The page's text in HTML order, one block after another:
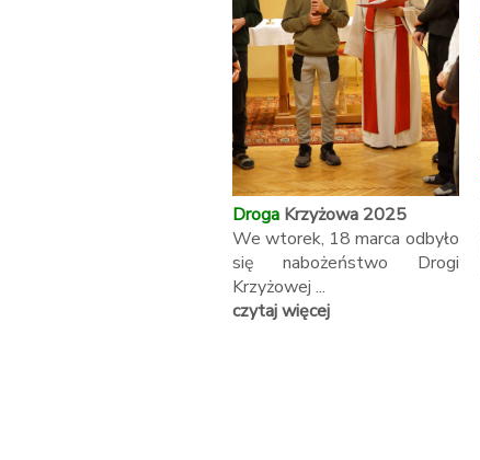
DrogaKrzyżowa 2025
We wtorek, 18 marca odbyło
się nabożeństwo Drogi
Krzyżowej ...
czytaj więcej